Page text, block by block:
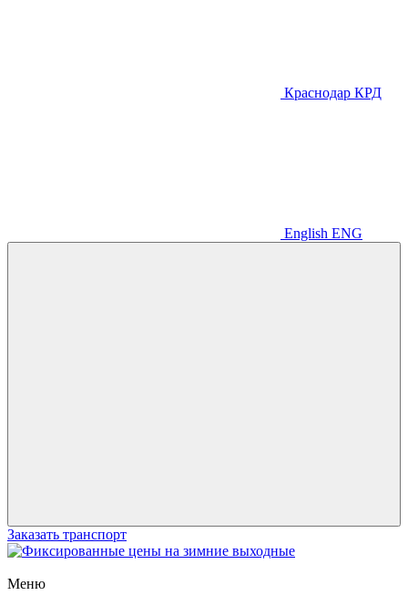
Краснодар КРД
English ENG
Заказать транспорт
Меню